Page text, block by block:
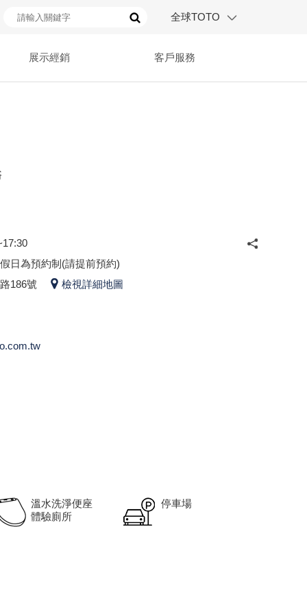
全球TOTO
展示經銷 客戶服務
日為預約制(請提前預約)
186號
檢視詳細地圖
溫水洗淨便座
體驗廁所
停車場